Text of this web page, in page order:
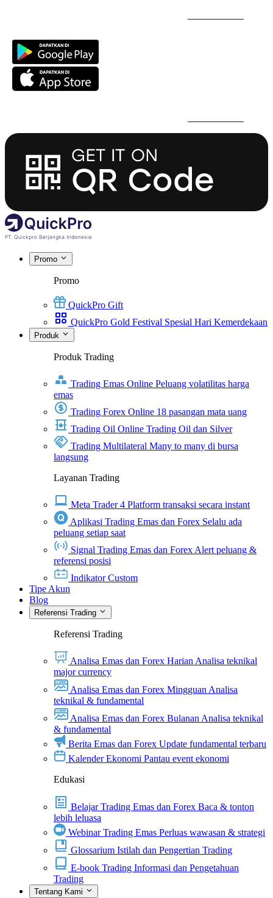
Promo
Promo
QuickPro Gift
QuickPro Gold Festival Spesial Hari Kemerdekaan
Produk
Produk Trading
Trading Emas Online Peluang volatilitas harga
emas
Trading Forex Online 18 pasangan mata uang
Trading Oil Online Trading Oil dan Silver
Trading Multilateral Many to many di bursa
langsung
Layanan Trading
Meta Trader 4 Platform transaksi secara instant
Aplikasi Trading Emas dan Forex Selalu ada
peluang setiap saat
Signal Trading Emas dan Forex Alert peluang &
referensi posisi
Indikator Custom
Tipe Akun
Blog
Referensi Trading
Referensi Trading
Analisa Emas dan Forex Harian Analisa teknikal
major currency
Analisa Emas dan Forex Mingguan Analisa
teknikal & fundamental
Analisa Emas dan Forex Bulanan Analisa teknikal
& fundamental
Berita Emas dan Forex Update fundamental terbaru
Kalender Ekonomi Pantau event ekonomi
Edukasi
Belajar Trading Emas dan Forex Baca & tonton
lebih leluasa
Webinar Trading Emas Perluas wawasan & strategi
Glossarium Istilah dan Pengertian Trading
E-book Trading Informasi dan Pengetahuan
Trading
Tentang Kami